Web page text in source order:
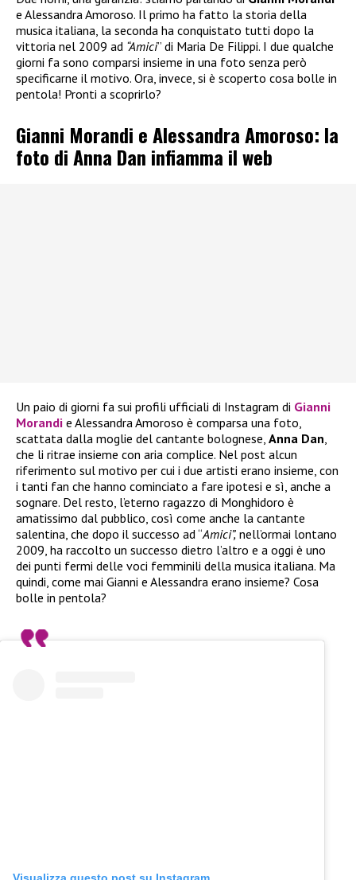
e Alessandra Amoroso. Il primo ha fatto la storia della
musica italiana, la seconda ha conquistato tutti dopo la
vittoria nel 2009 ad “Amici” di Maria De Filippi. I due qualche
giorni fa sono comparsi insieme in una foto senza però
specificarne il motivo. Ora, invece, si è scoperto cosa bolle in
pentola! Pronti a scoprirlo?
Gianni Morandi e Alessandra Amoroso: la
foto di Anna Dan infiamma il web
Un paio di giorni fa sui profili ufficiali di Instagram di Gianni
Morandi e Alessandra Amoroso è comparsa una foto,
scattata dalla moglie del cantante bolognese, Anna Dan
che li ritrae insieme con aria complice. Nel post alcun
riferimento sul motivo per cui i due artisti erano insieme, con
i tanti fan che hanno cominciato a fare ipotesi e sì, anche a
sognare. Del resto, l’eterno ragazzo di Monghidoro è
amatissimo dal pubblico, così come anche la cantante
salentina, che dopo il successo ad “Amici”, nell’ormai lontano
2009, ha raccolto un successo dietro l’altro e a oggi è uno
dei punti fermi delle voci femminili della musica italiana. Ma
quindi, come mai Gianni e Alessandra erano insieme? Cosa
bolle in pentola?
Visualizza questo post su Instagram